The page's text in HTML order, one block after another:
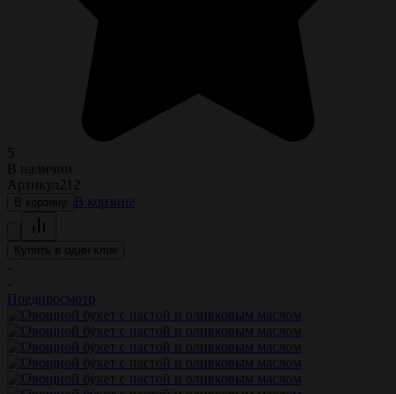
5
В наличии
Артикул
212
В корзину В корзине
Купить в один клик
-
-
Предпросмотр